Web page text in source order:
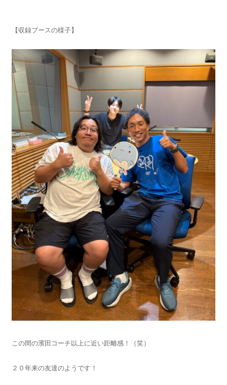
【収録ブースの様子】
この間の濱田コーチ以上に近い距離感！（笑）
２０年来の友達のようです！